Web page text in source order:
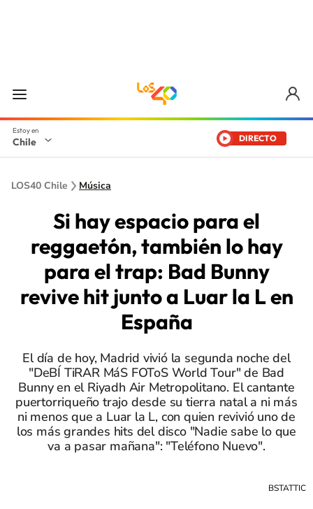
Chile DIRECTO
LOS40 Chile Música
Si hay espacio para el
reggaetón, también lo hay
para el trap: Bad Bunny
revive hit junto a Luar la L en
España
El día de hoy, Madrid vivió la segunda noche del
"DeBÍ TiRAR MáS FOToS World Tour" de Bad
Bunny en el Riyadh Air Metropolitano. El cantante
puertorriqueño trajo desde su tierra natal a ni más
ni menos que a Luar la L, con quien revivió uno de
los más grandes hits del disco "Nadie sabe lo que
va a pasar mañana": "Teléfono Nuevo".
BSTATTIC